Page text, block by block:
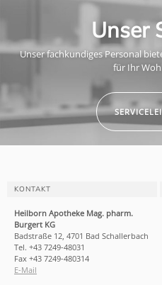
Unser
Unser fachkundiges Personal
für Ihr
KONTAKT
Heilborn Apotheke Mag. pharm.
Burgert KG
Badstraße 12, 4701 Bad Schallerbach
Tel. +43 7249-48031
Fax +43 7249-480314
E-Mail